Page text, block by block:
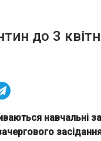
до 3
навчальні